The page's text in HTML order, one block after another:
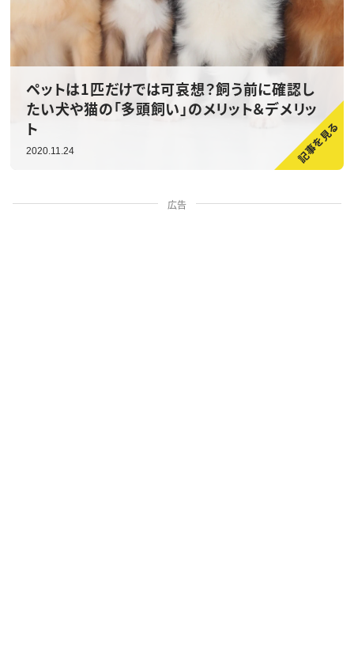
ペットは1匹だけでは可哀想？飼う前に確認し
たい犬や猫の「多頭飼い」のメリット＆デメリッ
ト
2020.11.24
広告